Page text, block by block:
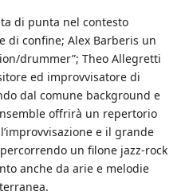
di punta nel contesto
di confine; Alex Barberis un
drummer”; Theo Allegretti
ed improvvisatore di
dal comune background e
offrirà un repertorio
e il grande
un filone jazz-rock
anche da arie e melodie